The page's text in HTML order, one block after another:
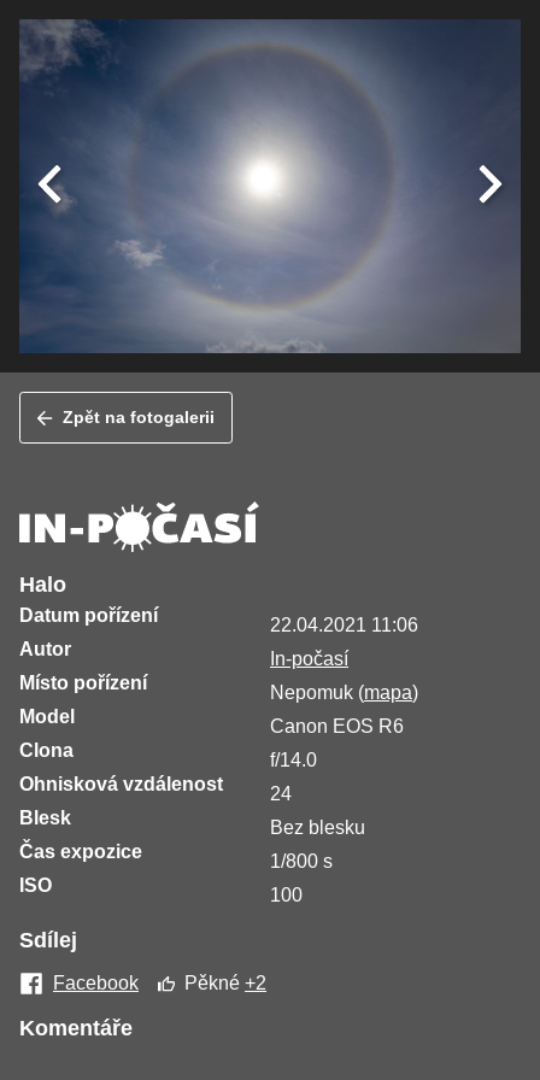
Zpět na fotogalerii
Halo
Datum pořízení
22.04.2021 11:06
Autor
In-počasí
Místo pořízení
Nepomuk (mapa)
Model
Canon EOS R6
Clona
f/14.0
Ohnisková vzdálenost
24
Blesk
Bez blesku
Čas expozice
1/800 s
ISO
100
Sdílej
Facebook Pěkné+2
Komentáře